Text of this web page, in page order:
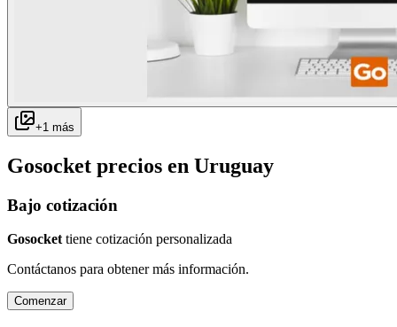
+1 más
Gosocket precios en Uruguay
Bajo cotización
Gosocket tiene cotización personalizada
Contáctanos para obtener más información.
Comenzar